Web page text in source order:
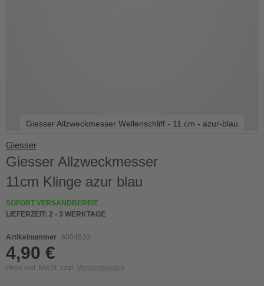
Giesser
Giesser Allzweckmesser
11cm Klinge azur blau
SOFORT VERSANDBEREIT
LIEFERZEIT: 2 - 3 WERKTAGE
Artikelnummer 6004630
4,90 €
Preis inkl. MwSt. zzgl. Versandkosten
Giesser Allzweckmesser Wellenschliff - 11 cm - azur-blau
to
the
images
gallery